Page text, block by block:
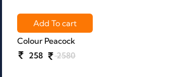
Add To cart
Colour Peacock
258
2580